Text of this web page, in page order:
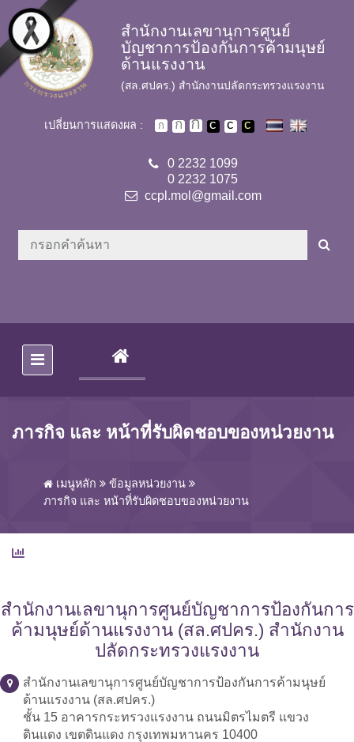
Skip to main content
สำนักงานเลขานุการศูนย์
บัญชาการป้องกันการค้ามนุษย์
ด้านแรงงาน
(สล.ศปคร.) สำนักงานปลัดกระทรวงแรงงาน
เปลี่ยนการแสดงผล :
0 2232 1099
0 2232 1075
ccpl.mol@gmail.com
(CURRENT)
ภารกิจ และ หน้าที่รับผิดชอบของหน่วยงาน
เมนูหลัก
ข้อมูลหน่วยงาน
ภารกิจ และ หน้าที่รับผิดชอบของหน่วยงาน
สำนักงานเลขานุการศูนย์บัญชาการป้องกันการ
ค้ามนุษย์ด้านแรงงาน (สล.ศปคร.) สำนักงาน
ปลัดกระทรวงแรงงาน
สำนักงานเลขานุการศูนย์บัญชาการป้องกันการค้ามนุษย์
ด้านแรงงาน (สล.ศปคร.)
ชั้น 15 อาคารกระทรวงแรงงาน ถนนมิตรไมตรี แขวง
ดินแดง เขตดินแดง กรุงเทพมหานคร 10400